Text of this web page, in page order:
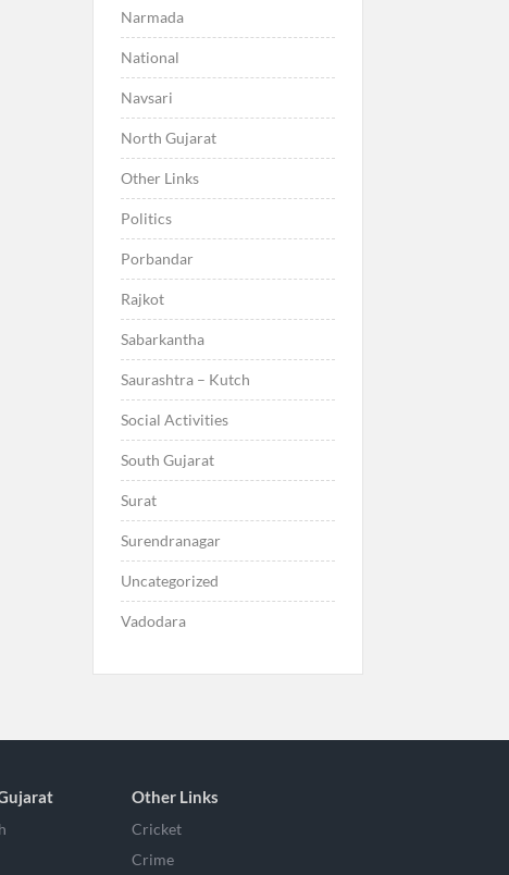
Narmada
National
Navsari
North Gujarat
Other Links
Politics
Porbandar
Rajkot
Sabarkantha
Saurashtra – Kutch
Social Activities
South Gujarat
Surat
Surendranagar
Uncategorized
Vadodara
Other Links
Cricket
Crime